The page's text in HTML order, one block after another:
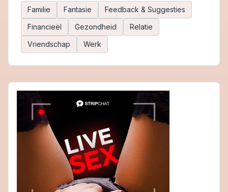
Familie Fantasie
Feedback & Suggesties
Financieël
Gezondheid
Relatie
Vriendschap
Werk